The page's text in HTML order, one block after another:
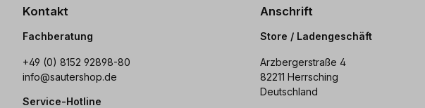
Kontakt
Fachberatung
+49 (0) 8152 92898-80
info@sautershop.de
Service-Hotline
Anschrift
Store / Ladengeschäft
Arzbergerstraße 4
82211 Herrsching
Deutschland